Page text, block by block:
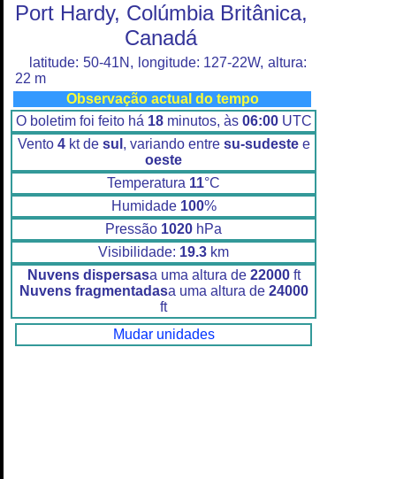
Port Hardy, Colúmbia Britânica,
Canadá
latitude: 50-41N, longitude: 127-22W, altura:
22 m
Observação actual do tempo
O boletim foi feito há 18minutos, às 06:00UTC
Vento 4kt de sul , variando entre su-sudestee
oeste
Temperatura 11°C
Humidade 100%
Pressão 1020 hPa
Visibilidade: 19.3 km
Nuvens dispersasa uma altura de 22000ft
Nuvens fragmentadasa uma altura de 24000
ft
Mudar unidades